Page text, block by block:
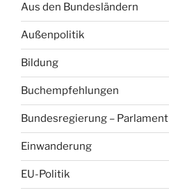
Aus den Bundesländern
Außenpolitik
Bildung
Buchempfehlungen
Bundesregierung – Parlament
Einwanderung
EU-Politik